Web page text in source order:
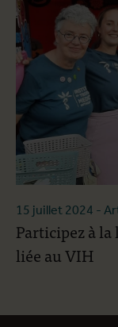
15 juillet 2024 -
Participez à
liée au VIH